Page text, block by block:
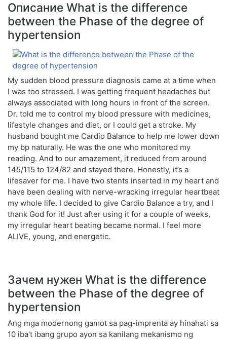
Описание What is the difference
between the Phase of the degree of
hypertension
My sudden blood pressure diagnosis came at a time when
I was too stressed. I was getting frequent headaches but
always associated with long hours in front of the screen.
Dr. told me to control my blood pressure with medicines,
lifestyle changes and diet, or I could get a stroke. My
husband bought me Cardio Balance to help me lower down
my bp naturally. He was the one who monitored my
reading. And to our amazement, it reduced from around
145/115 to 124/82 and stayed there. Honestly, it’s a
lifesaver for me. I have two stents inserted in my heart and
have been dealing with nerve-wracking irregular heartbeat
my whole life. I decided to give Cardio Balance a try, and I
thank God for it! Just after using it for a couple of weeks,
my irregular heart beating became normal. I feel more
ALIVE, young, and energetic.
Зачем нужен What is the difference
between the Phase of the degree of
hypertension
Ang mga modernong gamot sa pag-imprenta ay hinahati sa
10 iba't ibang grupo ayon sa kanilang mekanismo ng